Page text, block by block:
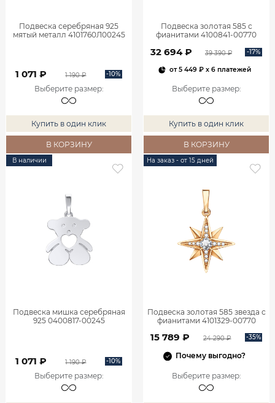
Подвеска серебряная 925
мятый металл 4101760Л00245
1 071 ₽ 1 190 ₽ -10%
Выберите размер:
Купить в один клик
В КОРЗИНУ
Подвеска золотая 585 с
фианитами 4100841-00770
32 694 ₽ 39 390 ₽ -17%
от5 449 ₽x 6 платежей
Выберите размер:
Купить в один клик
В КОРЗИНУ
В наличии
Подвеска мишка серебряная
925 0400817-00245
1 071 ₽ 1 190 ₽ -10%
Выберите размер:
На заказ - от 15 дней
Подвеска золотая 585 звезда с
фианитами 4101329-00770
15 789 ₽ 24 290 ₽ -35%
Почему выгодно?
Выберите размер: